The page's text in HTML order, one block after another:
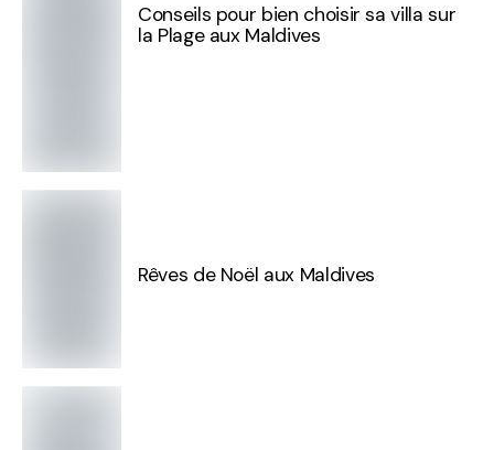
Conseils pour bien choisir sa villa sur
la Plage aux Maldives
Rêves de Noël aux Maldives